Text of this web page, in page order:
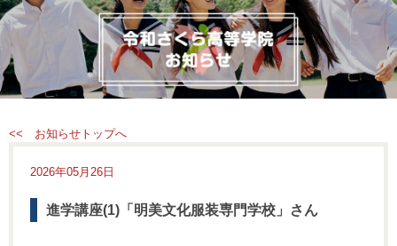
<< お知らせトップへ
2026年05月26日
進学講座(1)「明美文化服装専門学校」さん